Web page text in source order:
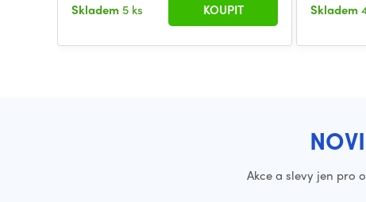
Skladem 5 ks KOUPIT Skladem
Akce a slevy jen pro